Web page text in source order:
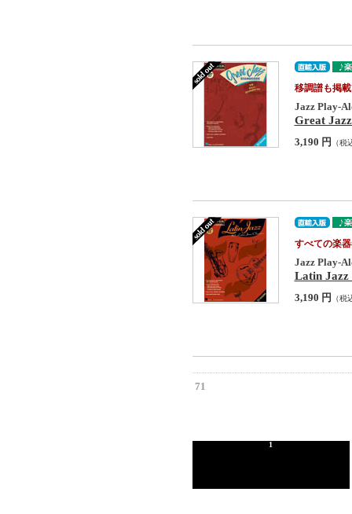
移調譜も掲
Jazz Play-
Great
3,190 円 （税
すべての楽
Jazz Play-
Latin Jazz
3,190 円 （税
71
1